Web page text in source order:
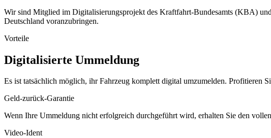
Wir sind Mitglied im Digitalisierungsprojekt des Kraftfahrt-Bundesamts (KBA)
Deutschland voranzubringen.
Vorteile
Digitalisierte Ummeldung
Es ist tatsächlich möglich, ihr Fahrzeug komplett digital umzumelden. Profitieren
Geld-zurück-Garantie
Wenn Ihre Ummeldung nicht erfolgreich durchgeführt wird, erhalten Sie den
Video-Ident